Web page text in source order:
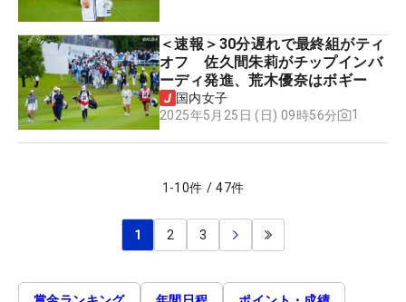
＜速報＞30分遅れで最終組がティ
オフ 佐久間朱莉がチップインバ
ーディ発進、荒木優奈はボギー
国内女子
2025年5月25日 (日) 09時56分
1
1 -10件 / 47件
1 2 3